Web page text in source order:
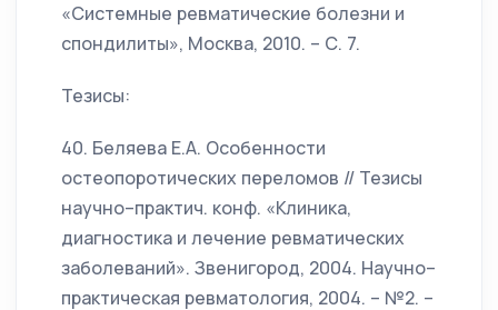
«Системные ревматические болезни и
спондилиты», Москва, 2010. – С. 7.
Тезисы:
40. Беляева Е.А. Особенности
остеопоротических переломов // Тезисы
научно–практич. конф. «Клиника,
диагностика и лечение ревматических
заболеваний». Звенигород, 2004. Научно–
практическая ревматология, 2004. – №2. –